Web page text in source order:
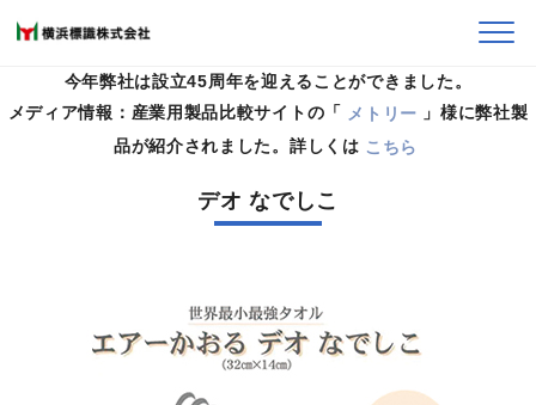
今年弊社は設立45周年を迎えることができました。
メディア情報：産業用製品比較サイトの「
メトリー
」様に弊社製
品が紹介されました。詳しくは こちら
HOME > 製品案内 > エアーかおる > デオ なでしこ
デオ なでしこ